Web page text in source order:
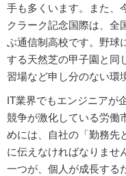
手も多くいます。また、
クラーク記念国際は、全
ぶ通信制高校です。野球
する天然芝の甲子園と同
習場など申し分のない環
IT業界でもエンジニアが
競争が激化している労働
めには、自社の「勤務先
に伝えなければなりませ
一つが、個人が成長する